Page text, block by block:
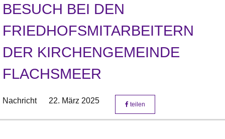
BESUCH BEI DEN
FRIEDHOFSMITARBEITERN
DER KIRCHENGEMEINDE
FLACHSMEER
Nachricht 22. März 2025 teilen